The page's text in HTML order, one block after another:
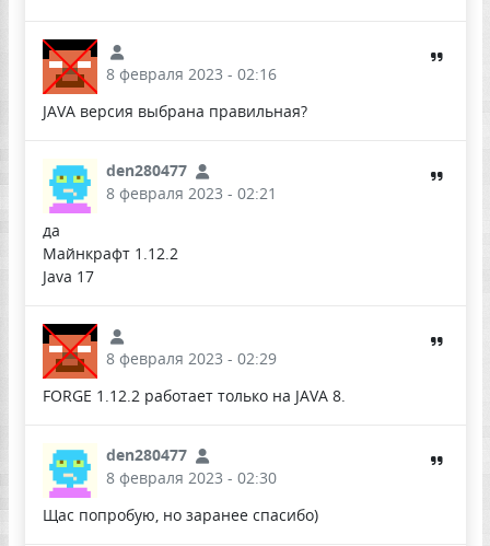
8 февраля 2023 - 02:16
JAVA версия выбрана правильная?
den280477
8 февраля 2023 - 02:21
да
Майнкрафт 1.12.2
Java 17
8 февраля 2023 - 02:29
FORGE 1.12.2 работает только на JAVA 8.
den280477
8 февраля 2023 - 02:30
Щас попробую, но заранее спасибо)